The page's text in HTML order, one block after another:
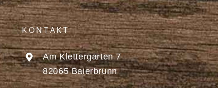
KONTAKT
Am Klettergarten 7
82065 Baierbrunn